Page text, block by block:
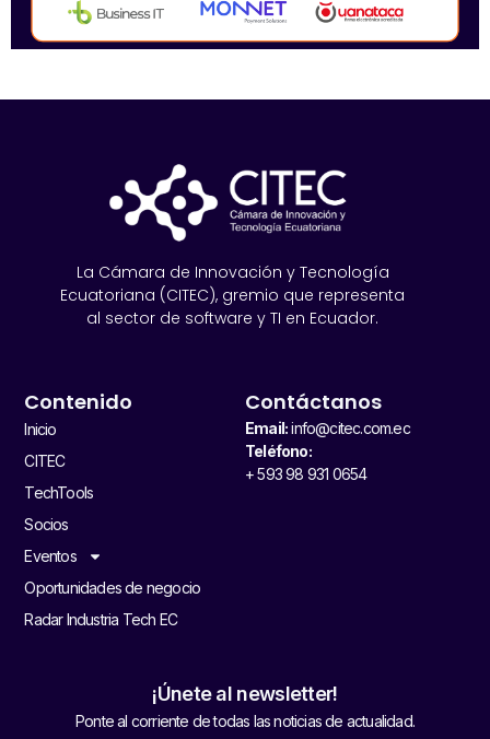
La Cámara de Innovación y Tecnología
Ecuatoriana (CITEC), gremio que representa
al sector de software y TI en Ecuador.
Contenido
Inicio
CITEC
TechTools
Socios
Eventos
Oportunidades de negocio
Radar Industria Tech EC
Contáctanos
Email:info@citec.com.ec
Teléfono:
+ 593 98 931 0654
¡Únete al newsletter!
Ponte al corriente de todas las noticias de actualidad.